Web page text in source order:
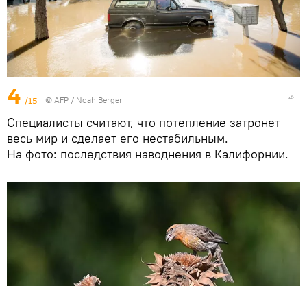
4 /15 © AFP / Noah Berger
Специалисты считают, что потепление затронет
весь мир и сделает его нестабильным.
На фото: последствия наводнения в Калифорнии.